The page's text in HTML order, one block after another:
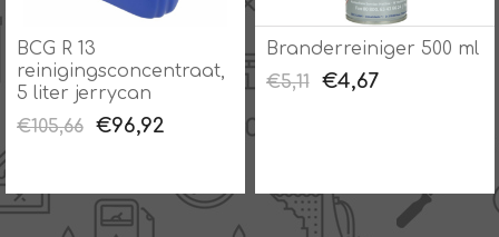
BCG R 13
reinigingsconcentraat,
5 liter jerrycan
€105,66
€96,92
Branderreiniger 500 ml
€5,11
€4,67